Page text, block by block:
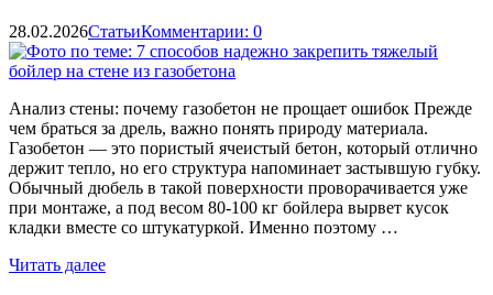
28.02.2026СтатьиКомментарии: 0
Анализ стены: почему газобетон не прощает ошибок Прежде
чем браться за дрель, важно понять природу материала.
Газобетон — это пористый ячеистый бетон, который отлично
держит тепло, но его структура напоминает застывшую губку.
Обычный дюбель в такой поверхности проворачивается уже
при монтаже, а под весом 80-100 кг бойлера вырвет кусок
кладки вместе со штукатуркой. Именно поэтому …
Читать далее